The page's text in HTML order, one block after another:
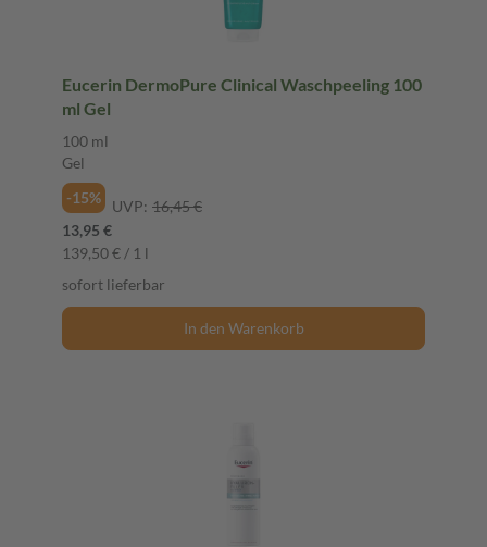
Eucerin DermoPure Clinical Waschpeeling 100
ml Gel
100 ml
Gel
-15%
UVP: 16,45 €
13,95 €
139,50 € / 1 l
sofort lieferbar
In den Warenkorb